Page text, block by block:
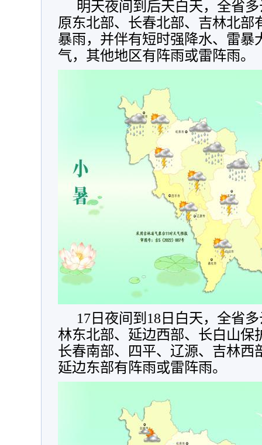
明天夜间到后天白天，全省
原东北部、长春北部、吉林北部
暴雨，并伴有短时强降水、雷暴
气，其他地区有阵雨或雷阵雨。
17日夜间到18日白天，全省
林东北部、延边西部、长白山保
长春南部、四平、辽源、吉林西
延边东部有阵雨或雷阵雨。